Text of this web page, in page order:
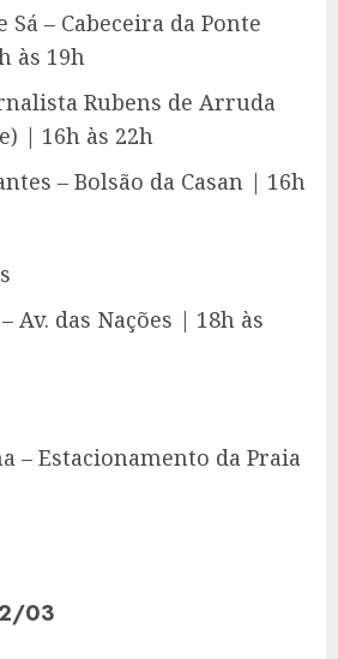
Sá – Cabeceira da Ponte
às 19h
Rubens de Arruda
| 16h às 22h
– Bolsão da Casan | 16h
Av. das Nações | 18h às
– Estacionamento da Praia
03